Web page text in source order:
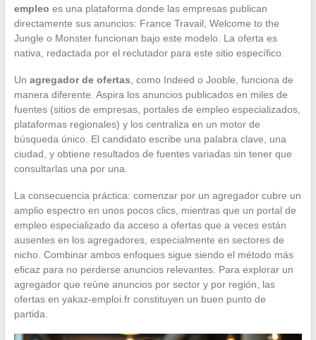
empleo es una plataforma donde las empresas publican
directamente sus anuncios: France Travail, Welcome to the
Jungle o Monster funcionan bajo este modelo. La oferta es
nativa, redactada por el reclutador para este sitio específico.
Un agregador de ofertas , como Indeed o Jooble, funciona de
manera diferente. Aspira los anuncios publicados en miles de
fuentes (sitios de empresas, portales de empleo especializados,
plataformas regionales) y los centraliza en un motor de
búsqueda único. El candidato escribe una palabra clave, una
ciudad, y obtiene resultados de fuentes variadas sin tener que
consultarlas una por una.
La consecuencia práctica: comenzar por un agregador cubre un
amplio espectro en unos pocos clics, mientras que un portal de
empleo especializado da acceso a ofertas que a veces están
ausentes en los agregadores, especialmente en sectores de
nicho. Combinar ambos enfoques sigue siendo el método más
eficaz para no perderse anuncios relevantes. Para explorar un
agregador que reúne anuncios por sector y por región, las
ofertas en yakaz-emploi.fr constituyen un buen punto de
partida.